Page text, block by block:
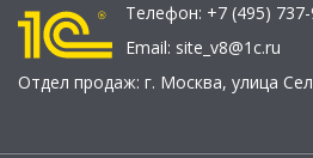
Телефон: +7 (495)
Email: site_v8@1c.ru
Отдел продаж: г. Москва, улица